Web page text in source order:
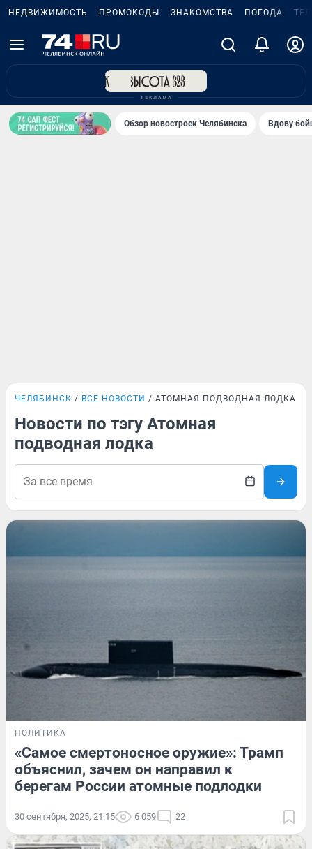
НЕДВИЖИМОСТЬ ПРОМОКОДЫ ЗНАКОМСТВА ПОГОДА
Обзор новостроек Челябинска Вдову
ЧЕЛЯБИНСК ВСЕ НОВОСТИ АТОМНАЯ ПОДВОДНАЯ ЛОДКА
Новости по тэгу Атомная
подводная лодка
ПОЛИТИКА
«Самое смертоносное оружие»: Трамп
объяснил, зачем он направил к
берегам России атомные подлодки
30 сентября, 2025, 21:15 6 059 22